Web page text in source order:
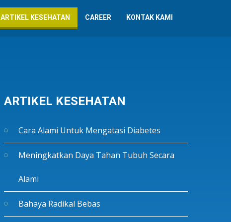
ARTIKEL KESEHATAN CAREER KONTAK KAMI
ARTIKEL KESEHATAN
Cara Alami Untuk Mengatasi Diabetes
Meningkatkan Daya Tahan Tubuh Secara
Alami
Bahaya Radikal Bebas